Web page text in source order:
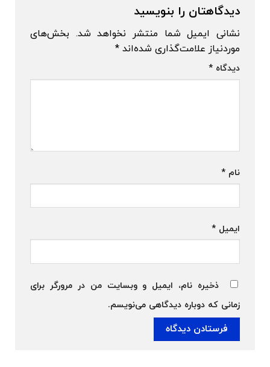
دیدگاهتان را بنویسید
نشانی ایمیل شما منتشر نخواهد شد. بخش‌های
موردنیاز علامت‌گذاری شده‌اند*
دیدگاه*
نام*
ایمیل*
ذخیره نام، ایمیل و وبسایت من در مرورگر برای
زمانی که دوباره دیدگاهی می‌نویسم.